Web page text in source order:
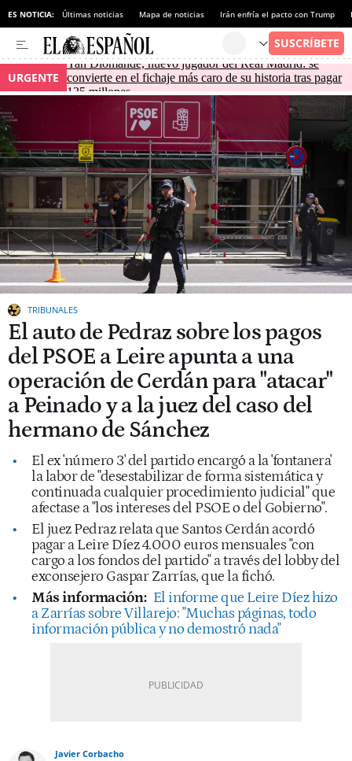
ES NOTICIA: Últimas noticias Mapa de noticias Irán enfría el pacto con Trump
URGENTE
Yan Diomande, nuevo jugador del Real Madrid: se
convierte en el fichaje más caro de su historia tras pagar
125 millones
TRIBUNALES
El auto de Pedraz sobre los pagos
del PSOE a Leire apunta a una
operación de Cerdán para "atacar"
a Peinado y a la juez del caso del
hermano de Sánchez
El ex 'número 3' del partido encargó a la 'fontanera'
la labor de "desestabilizar de forma sistemática y
continuada cualquier procedimiento judicial" que
afectase a "los intereses del PSOE o del Gobierno".
El juez Pedraz relata que Santos Cerdán acordó
pagar a Leire Díez 4.000 euros mensuales "con
cargo a los fondos del partido" a través del lobby del
exconsejero Gaspar Zarrías, que la fichó.
Más información: El informe que Leire Díez hizo
a Zarrías sobre Villarejo: "Muchas páginas, todo
información pública y no demostró nada"
Javier Corbacho